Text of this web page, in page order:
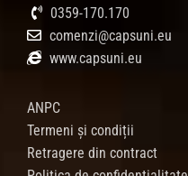
0359-170.170
comenzi@capsuni.eu
www.capsuni.eu
ANPC
Termeni și condiții
Retragere din contract